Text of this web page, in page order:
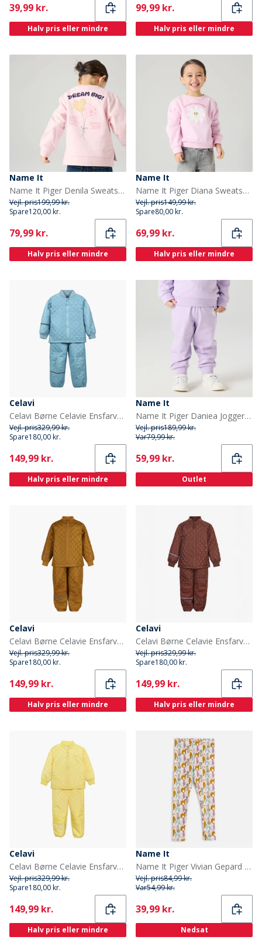
Current
39,99 kr.
Halv pris eller mindre
Current
99,99 kr.
Halv pris eller mindre
Name It
Name It Piger Denila Sweatshirt Parfait Pink
Vejl. pris199,99 kr.
Spare120,00 kr.
Current
79,99 kr.
Halv pris eller mindre
Name It
Name It Piger Diana Sweatshirt Pirouette
Vejl. pris149,99 kr.
Spare80,00 kr.
Current
69,99 kr.
Halv pris eller mindre
Celavi
Celavi Børne Celavie Ensfarvet Basis Termosæt Cerulean
Vejl. pris329,99 kr.
Spare180,00 kr.
Current
149,99 kr.
Halv pris eller mindre
Name It
Name It Piger Daniea Joggers Lavendula
Vejl. pris189,99 kr.
Var79,99 kr.
Current
59,99 kr.
Outlet
Celavi
Celavi Børne Celavie Ensfarvet Basis Termosæt Buckthorn Brown
Vejl. pris329,99 kr.
Spare180,00 kr.
Current
149,99 kr.
Halv pris eller mindre
Celavi
Celavi Børne Celavie Ensfarvet Basis Termosæt Tortoise Shell
Vejl. pris329,99 kr.
Spare180,00 kr.
Current
149,99 kr.
Halv pris eller mindre
Celavi
Celavi Børne Celavie Ensfarvet Basis Termosæt Sundress
Vejl. pris329,99 kr.
Spare180,00 kr.
Current
149,99 kr.
Halv pris eller mindre
Name It
Name It Piger Vivian Gepard Leggings Ballerina
Vejl. pris84,99 kr.
Var54,99 kr.
Current
39,99 kr.
Nedsat